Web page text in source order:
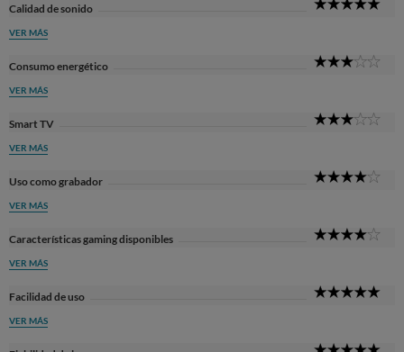
Calidad de sonido
VER MÁS
Consumo energético
VER MÁS
Smart TV
VER MÁS
Uso como grabador
VER MÁS
Características gaming disponibles
VER MÁS
Facilidad de uso
VER MÁS